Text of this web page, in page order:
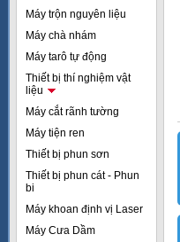
Máy trộn nguyên liệu
Máy chà nhám
Máy tarô tự động
Thiết bị thí nghiệm vật
liệu
Máy cắt rãnh tường
Máy tiện ren
Thiết bị phun sơn
Thiết bị phun cát - Phun
bi
Máy khoan định vị Laser
Máy Cưa Dầm